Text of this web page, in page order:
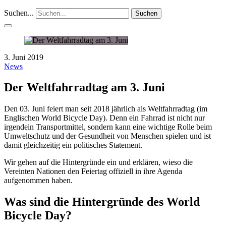
Suchen... Suchen
3. Juni 2019
News
Der Weltfahrradtag am 3. Juni
Den 03. Juni feiert man seit 2018 jährlich als Weltfahrradtag (im
Englischen World Bicycle Day). Denn ein Fahrrad ist nicht nur
irgendein Transportmittel, sondern kann eine wichtige Rolle beim
Umweltschutz und der Gesundheit von Menschen spielen und ist
damit gleichzeitig ein politisches Statement.
Wir gehen auf die Hintergründe ein und erklären, wieso die
Vereinten Nationen den Feiertag offiziell in ihre Agenda
aufgenommen haben.
Was sind die Hintergründe des World
Bicycle Day?